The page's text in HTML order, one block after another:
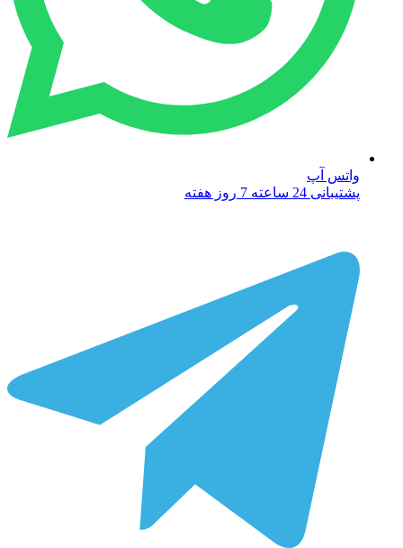
واتس آپ
پشتیبانی 24 ساعته 7 روز هفته